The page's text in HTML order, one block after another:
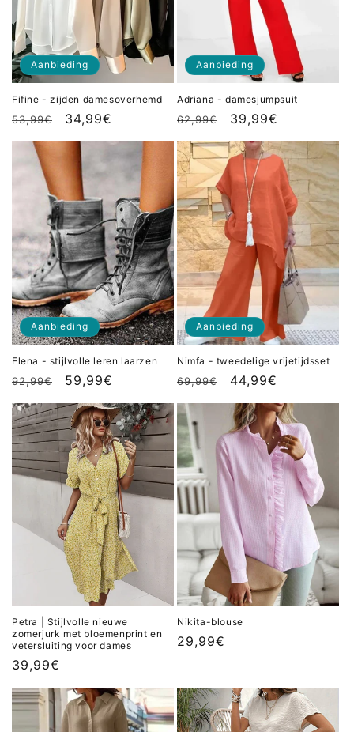
Aanbieding
Fifine - zijden damesoverhemd
Normale
prijs
53,99€ Aanbiedingsprijs
34,99€
Aanbieding
Adriana - damesjumpsuit
Normale
prijs
62,99€ Aanbiedingsprijs
39,99€
Aanbieding
Elena - stijlvolle leren laarzen
Normale
92,99€ Aanbiedingsprijs
59,99€
Aanbieding
Nimfa - tweedelige vrijetijdsset
Normale
69,99€ Aanbiedingsprijs
44,99€
Petra | Stijlvolle nieuwe
zomerjurk met bloemenprint en
vetersluiting voor dames
Normale
39,99€
Nikita-blouse
Normale
29,99€